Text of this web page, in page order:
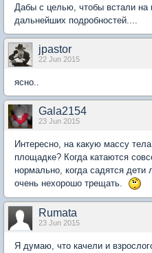
Дабы с целью, чтобы встали на
дальнейших подробностей....
jpastor
22 Jun 2015
ясно..
Gala2154
23 Jun 2015
Интересно, на какую массу
площадке? Когда катаются
нормально, когда садятся
очень нехорошо трещать.
Rumata
23 Jun 2015
Я думаю, что качели и